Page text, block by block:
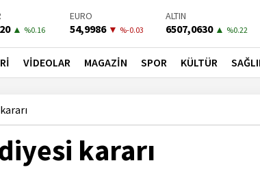
▲ %0.16
EURO
54,9986 ▼ %-0.03
ALTIN
6507,0630 ▲ %0.22
▲ %0.7
PETROL
82,6800▼ %-0.12
BONO
41,5300 ▼ %-0.02
VİDEOLAR MAGAZİN SPOR KÜLTÜR
kararı